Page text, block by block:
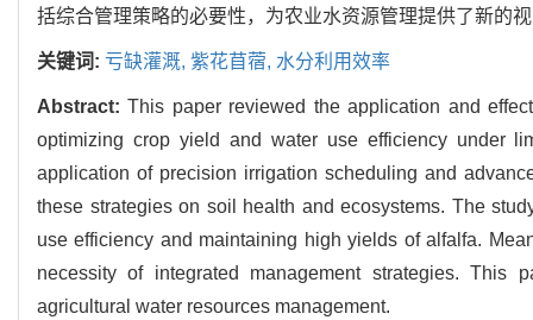
括综合管理策略的必要性，为农业水资源管理提供了新的
关键词: 亏缺灌溉, 紫花苜蓿, 水分利用效率
Abstract:This paper reviewed the application and
optimizing crop yield and water use efficiency under
application of precision irrigation scheduling and
these strategies on soil health and ecosystems. The
use efficiency and maintaining high yields of alfalfa.
necessity of integrated management strategies. This
agricultural water resources management.